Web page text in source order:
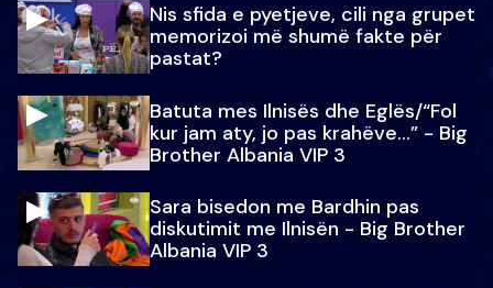
Nis sfida e pyetjeve, cili nga grupet
memorizoi më shumë fakte për
pastat?
Batuta mes Ilnisës dhe Eglës/“Fol
kur jam aty, jo pas krahëve…” - Big
Brother Albania VIP 3
Sara bisedon me Bardhin pas
diskutimit me Ilnisën - Big Brother
Albania VIP 3